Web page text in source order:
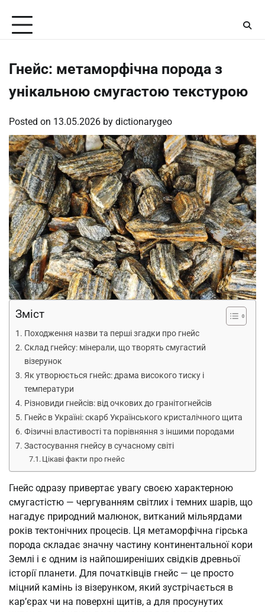
content
Гнейс: метаморфічна порода з
унікальною смугастою текстурою
Posted on 13.05.2026 by dictionarygeo
Зміст
Походження назви та перші згадки про гнейс
Склад гнейсу: мінерали, що творять смугастий
візерунок
Як утворюється гнейс: драма високого тиску і
температури
Різновиди гнейсів: від очкових до гранітогнейсів
Гнейс в Україні: скарб Українського кристалічного щита
Фізичні властивості та порівняння з іншими породами
Застосування гнейсу в сучасному світі
Цікаві факти про гнейс
Гнейс одразу привертає увагу своєю характерною
смугастістю — чергуванням світлих і темних шарів, що
нагадує природний малюнок, витканий мільярдами
років тектонічних процесів. Ця метаморфічна гірська
порода складає значну частину континентальної кори
Землі і є одним із найпоширеніших свідків древньої
історії планети. Для початківців гнейс — це просто
міцний камінь із візерунком, який зустрічається в
кар’єрах чи на поверхні щитів, а для просунутих